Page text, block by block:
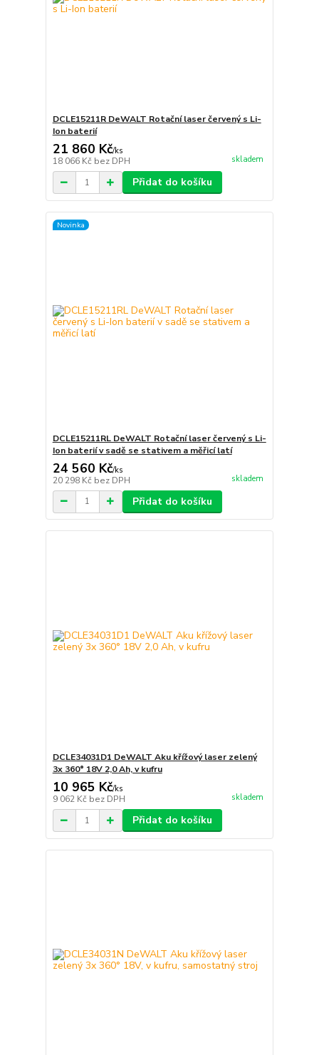
DCLE15211R DeWALT Rotační laser červený s Li-
Ion baterií
21 860 Kč/ks
18 066 Kč bez DPH skladem
Přidat do košíku
Novinka
DCLE15211RL DeWALT Rotační laser červený s Li-
Ion baterií v sadě se stativem a měřicí latí
24 560 Kč/ks
20 298 Kč bez DPH skladem
Přidat do košíku
DCLE34031D1 DeWALT Aku křížový laser zelený
3x 360° 18V 2,0 Ah, v kufru
10 965 Kč/ks
9 062 Kč bez DPH skladem
Přidat do košíku